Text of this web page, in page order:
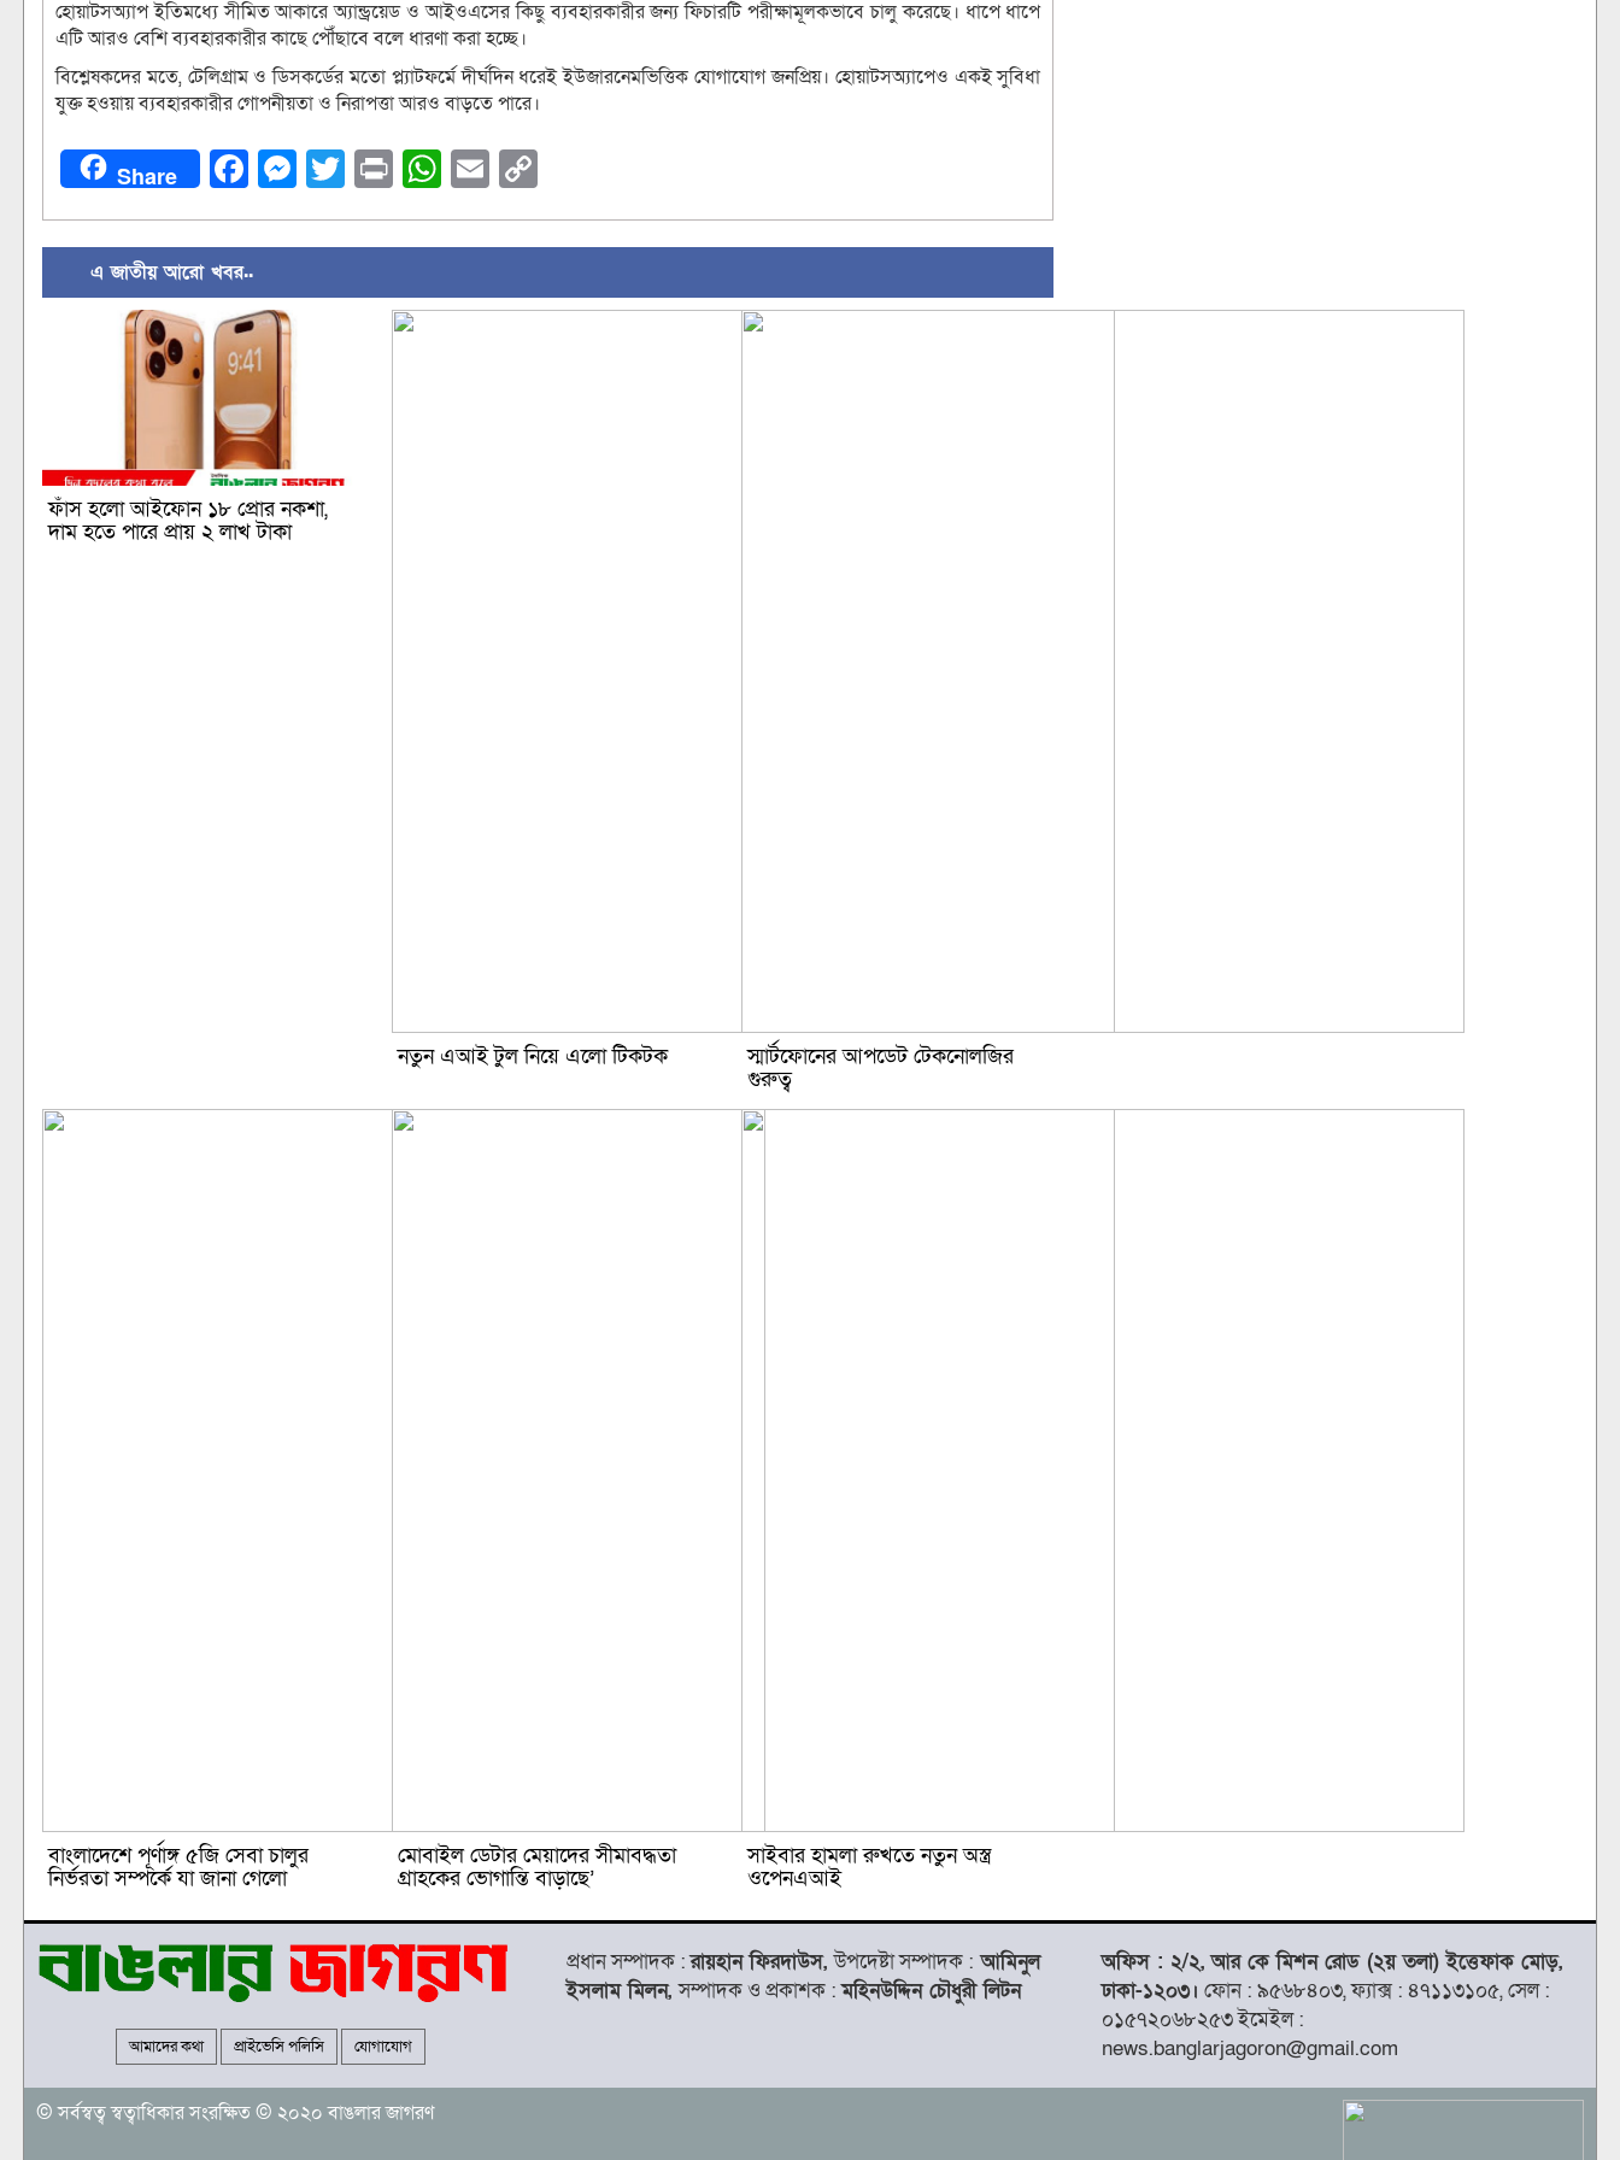
হোয়াটসঅ্যাপ ইতিমধ্যে সীমিত আকারে অ্যান্ড্রয়েড ও আইওএসের কিছু ব্যবহারকারীর জন্য ফিচারটি পরীক্ষামূলকভাবে চালু করেছে। ধাপে ধাপে
এটি আরও বেশি ব্যবহারকারীর কাছে পৌঁছাবে বলে ধারণা করা হচ্ছে।
বিশ্লেষকদের মতে, টেলিগ্রাম ও ডিসকর্ডের মতো প্ল্যাটফর্মে দীর্ঘদিন ধরেই ইউজারনেমভিত্তিক যোগাযোগ জনপ্রিয়। হোয়াটসঅ্যাপেও একই সুবিধা
যুক্ত হওয়ায় ব্যবহারকারীর গোপনীয়তা ও নিরাপত্তা আরও বাড়তে পারে।
Share Facebook
Messenger
Twitter
PrintWhatsApp
Email
Link
এ জাতীয় আরো খবর..
ফাঁস হলো আইফোন ১৮ প্রোর নকশা,
দাম হতে পারে প্রায় ২ লাখ টাকা
নতুন এআই টুল নিয়ে এলো টিকটক
স্মার্টফোনের আপডেট টেকনোলজির
গুরুত্ব
বাংলাদেশে পূর্ণাঙ্গ ৫জি সেবা চালুর
নির্ভরতা সম্পর্কে যা জানা গেলো
মোবাইল ডেটার মেয়াদের সীমাবদ্ধতা
গ্রাহকের ভোগান্তি বাড়াছে’
সাইবার হামলা রুখতে নতুন অস্ত্র
ওপেনএআই
আমাদের কথা প্রাইভেসি পলিসি যোগাযোগ
প্রধান সম্পাদক :রায়হান ফিরদাউস,উপদেষ্টা সম্পাদক : আমিনুল
ইসলাম মিলন,সম্পাদক ও প্রকাশক :মহিনউদ্দিন চৌধুরী লিটন
অফিস : ২/২, আর কে মিশন রোড (২য় তলা) ইত্তেফাক মোড়,
ঢাকা-১২০৩। ফোন : ৯৫৬৮৪০৩, ফ্যাক্স : ৪৭১১৩১০৫, সেল :
০১৫৭২০৬৮২৫৩ ইমেইল :
news.banglarjagoron@gmail.com
© সর্বস্বত্ব স্বত্বাধিকার সংরক্ষিত © ২০২০ বাঙলার জাগরণ